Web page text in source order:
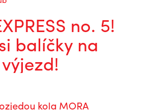
no. 5!
balíčky na
kola MORA